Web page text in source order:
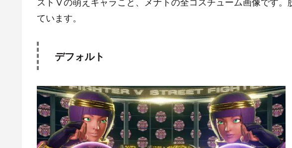
化することを指します。
一定の状況とは、
各ラウンドのK.O.後から次のラウンドが始まるまでの間
脱衣コマンドは、